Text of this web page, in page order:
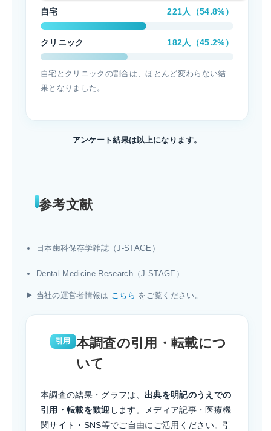
自宅 221人（54.8%）
クリニック 182人（45.2%）
自宅とクリニックの割合は、ほとんど変わらない結
果となりました。
アンケート結果は以上になります。
参考文献
日本歯科保存学雑誌（J-STAGE）
Dental Medicine Research（J-STAGE）
▶ 当社の運営者情報は こちら をご覧ください。
引用
本調査の引用・転載につ
いて
本調査の結果・グラフは、 出典を明記のうえでの
引用・転載を歓迎 します。メディア記事・医療機
関サイト・SNS等でご自由にご活用ください。引